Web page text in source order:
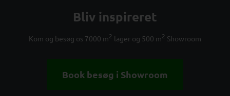
Bliv inspireret
Kom og besøg os 7000 m2 lager og 500 m2 Showroom
Book besøg i Showroom